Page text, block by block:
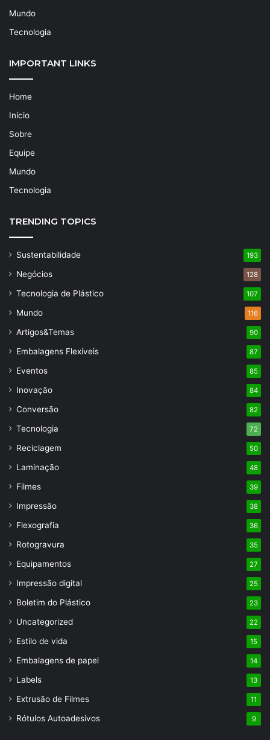
Mundo
Tecnologia
IMPORTANT LINKS
Home
Início
Sobre
Equipe
Mundo
Tecnologia
TRENDING TOPICS
Sustentabilidade 193
Negócios 128
Tecnologia de Plástico 107
Mundo 116
Artigos&Temas 90
Embalagens Flexíveis 87
Eventos 85
Inovação 84
Conversão 82
Tecnologia 72
Reciclagem 50
Laminação 48
Filmes 39
Impressão 38
Flexografia 36
Rotogravura 35
Equipamentos 27
Impressão digital 25
Boletim do Plástico 23
Uncategorized 22
Estilo de vida 15
Embalagens de papel 14
Labels 13
Extrusão de Filmes 11
Rótulos Autoadesivos 9